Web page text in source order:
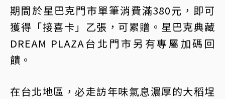
期間於星巴克門市單筆消費滿380元，即可
獲得「接喜卡」乙張，可累贈。星巴克典藏
DREAM PLAZA台北門市另有專屬加碼回
饋。
在台北地區，必走訪年味氣息濃厚的大稻埕